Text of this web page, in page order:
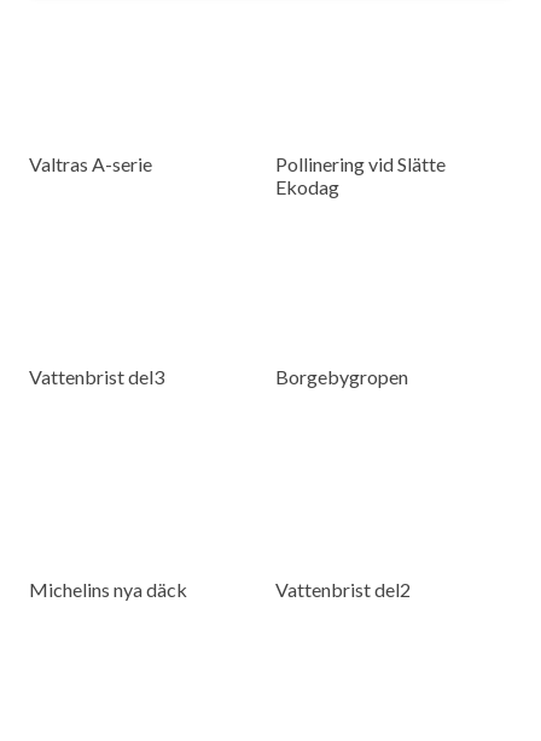
Valtras A-serie
Pollinering vid Slätte
Ekodag
Vattenbrist del3 Borgebygropen
Michelins nya däck Vattenbrist del2